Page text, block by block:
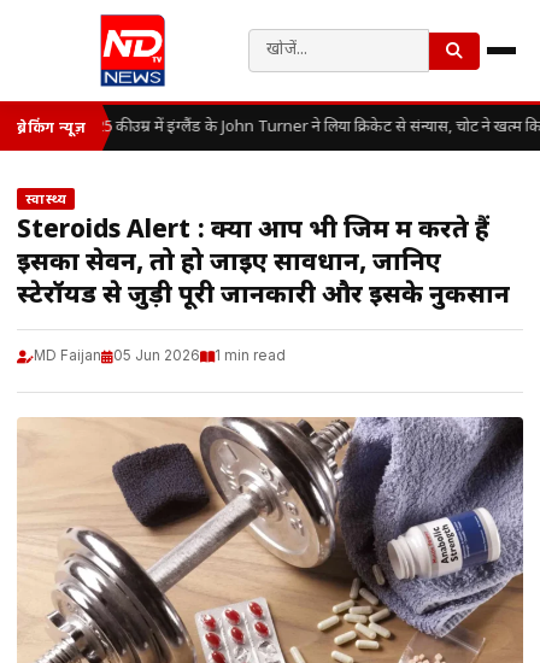
ब्रेकिंग न्यूज़ 25 की उम्र में इंग्लैंड के John Turner ने लिया क्रिकेट से संन्यास, चोट ने खत्म
स्वास्थ्य
Steroids Alert : क्या आप भी जिम में करते हैं
इसका सेवन, तो हो जाइए सावधान, जानिए
स्टेरॉयड से जुड़ी पूरी जानकारी और इसके नुकसान
MD Faijan 05 Jun 2026 1 min read